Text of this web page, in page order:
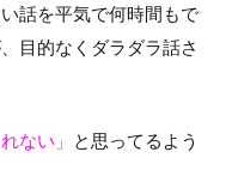
話を平気で何時間もで
目的なくダラダラ話さ
ない」
と思ってるよう